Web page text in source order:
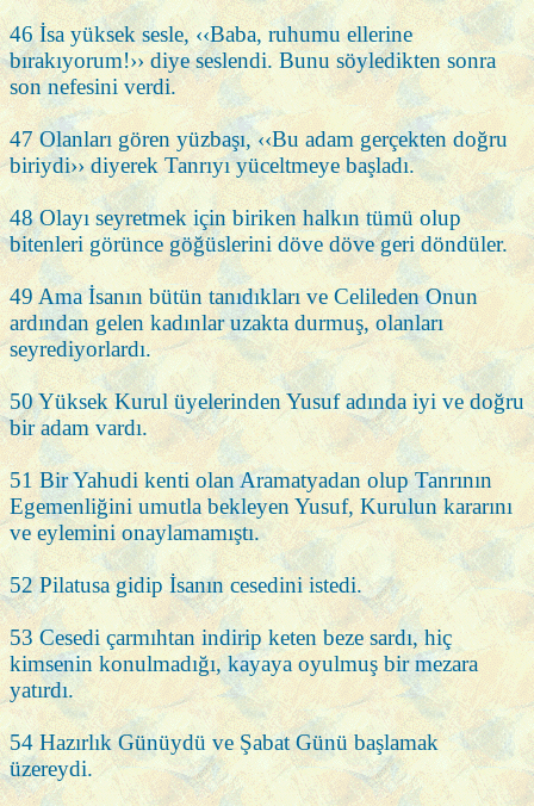
46 İsa yüksek sesle, ‹‹Baba, ruhumu ellerine
bırakıyorum!›› diye seslendi. Bunu söyledikten sonra
son nefesini verdi.
47 Olanları gören yüzbaşı, ‹‹Bu adam gerçekten doğru
biriydi›› diyerek Tanrıyı yüceltmeye başladı.
48 Olayı seyretmek için biriken halkın tümü olup
bitenleri görünce göğüslerini döve döve geri döndüler.
49 Ama İsanın bütün tanıdıkları ve Celileden Onun
ardından gelen kadınlar uzakta durmuş, olanları
seyrediyorlardı.
50 Yüksek Kurul üyelerinden Yusuf adında iyi ve doğru
bir adam vardı.
51 Bir Yahudi kenti olan Aramatyadan olup Tanrının
Egemenliğini umutla bekleyen Yusuf, Kurulun kararını
ve eylemini onaylamamıştı.
52 Pilatusa gidip İsanın cesedini istedi.
53 Cesedi çarmıhtan indirip keten beze sardı, hiç
kimsenin konulmadığı, kayaya oyulmuş bir mezara
yatırdı.
54 Hazırlık Günüydü ve Şabat Günü başlamak
üzereydi.